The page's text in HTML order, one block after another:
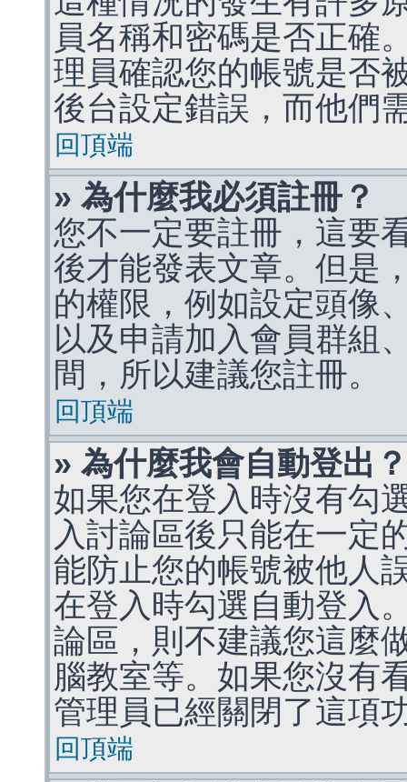
員名稱和密碼是否正確
理員確認您的帳號是否
後台設定錯誤，而他們
回頂端
» 為什麼我必須註冊？
您不一定要註冊，這要
後才能發表文章。但是
的權限，例如設定頭像
以及申請加入會員群組
間，所以建議您註冊。
回頂端
» 為什麼我會自動登出？
如果您在登入時沒有勾
入討論區後只能在一定
能防止您的帳號被他人
在登入時勾選自動登入
論區，則不建議您這麼
腦教室等。如果您沒有
管理員已經關閉了這項
回頂端